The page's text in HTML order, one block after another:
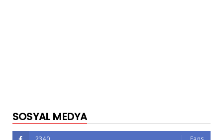
SOSYAL MEDYA